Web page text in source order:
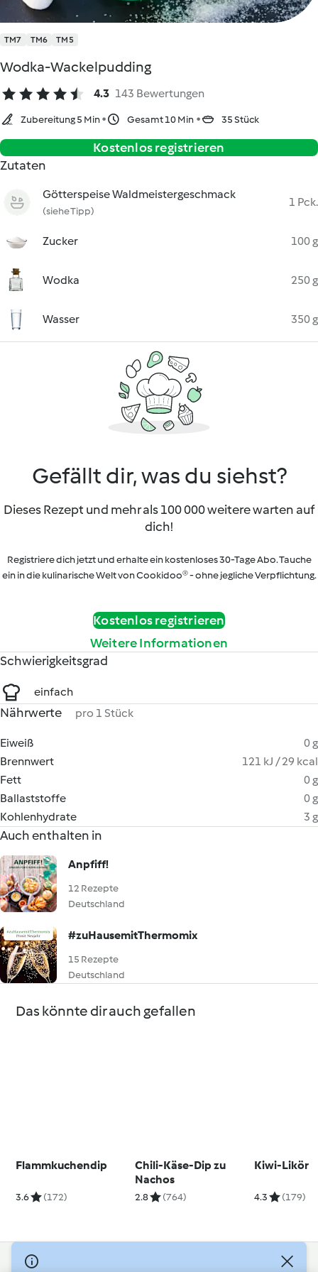
TM7 TM6 TM5
Wodka-Wackelpudding
4.3 143 Bewertungen
Zubereitung 5 Min Gesamt 10 Min 35 Stück
Kostenlos registrieren
Zutaten
Götterspeise Waldmeistergeschmack
(siehe Tipp)
1 Pck.
Zucker 100 g
Wodka 250 g
Wasser 350 g
Gefällt dir, was du siehst?
Dieses Rezept und mehr als 100 000 weitere warten auf
dich!
Registriere dich jetzt und erhalte ein kostenloses 30-Tage Abo. Tauche
ein in die kulinarische Welt von Cookidoo® - ohne jegliche Verpflichtung.
Kostenlos registrieren
Weitere Informationen
Schwierigkeitsgrad
einfach
Nährwerte pro 1 Stück
Eiweiß
0 g
Brennwert
121 kJ / 29 kcal
Fett
0 g
Ballaststoffe
0 g
Kohlenhydrate
3 g
Auch enthalten in
Anpfiff!
12 Rezepte
Deutschland
#zuHausemitThermomix
15 Rezepte
Deutschland
Das könnte dir auch gefallen
Flammkuchendip
3.6 (172)
Chili-Käse-Dip zu
Nachos
2.8 (764)
Kiwi-Likör
4.3 (179)
© Copyright 2026